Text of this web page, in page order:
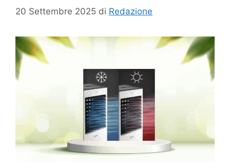
20 Settembre 2025 di Redazione